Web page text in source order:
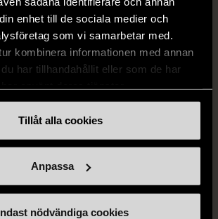
enhet till de sociala medier och
som vi samarbetar med.
kombinera informationen med annan
har tillhandahållit eller som de har
Tillåt alla cookies
Anpassa
nödvändiga cookies
lock
OKÄNT MÄRKE
Duk med färgade ränder
Gott skick